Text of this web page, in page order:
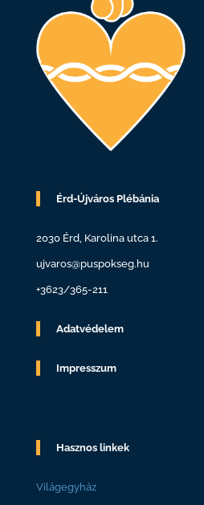
Érd-Újváros Plébánia
2030 Érd, Karolina utca 1.
ujvaros@puspokseg.hu
+3623/365-211
Adatvédelem
Impresszum
Hasznos linkek
Világegyház